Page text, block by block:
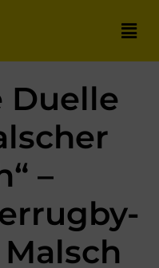
Duelle
–